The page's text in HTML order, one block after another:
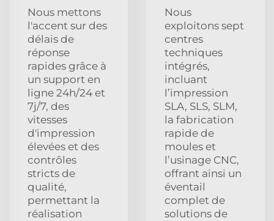
Nous mettons
l'accent sur des
délais de
réponse
rapides grâce à
un support en
ligne 24h/24 et
7j/7, des
vitesses
d'impression
élevées et des
contrôles
stricts de
qualité,
permettant la
réalisation
Nous
exploitons sept
centres
techniques
intégrés,
incluant
l’impression
SLA, SLS, SLM,
la fabrication
rapide de
moules et
l’usinage CNC,
offrant ainsi un
éventail
complet de
solutions de